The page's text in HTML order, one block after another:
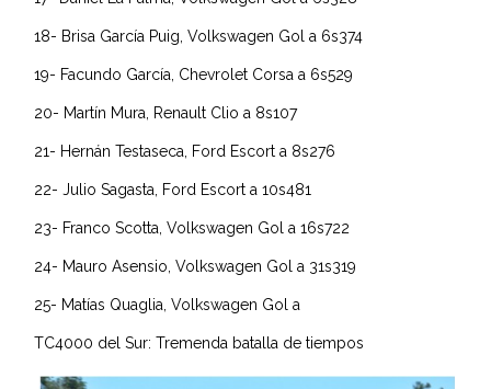
18- Brisa García Puig, Volkswagen Gol a 6s374
19- Facundo García, Chevrolet Corsa a 6s529
20- Martín Mura, Renault Clio a 8s107
21- Hernán Testaseca, Ford Escort a 8s276
22- Julio Sagasta, Ford Escort a 10s481
23- Franco Scotta, Volkswagen Gol a 16s722
24- Mauro Asensio, Volkswagen Gol a 31s319
25- Matías Quaglia, Volkswagen Gol a
TC4000 del Sur: Tremenda batalla de tiempos